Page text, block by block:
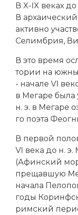
В X-IX веках
В
ак­тив­но
Се­лим­брия,
В это вре­мя
то­рии на
- начале VI
в Мегаре бы­ла
н. э. в Мегаре
го по­эта
В первой
VI века до н.
(Афин­ский
пре­щав­шую
на­ча­ла
го­ды
римский